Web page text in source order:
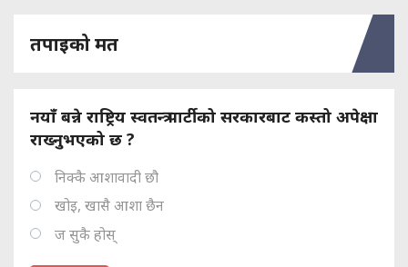
तपाइको मत
नयाँ बन्ने राष्ट्रिय स्वतन्त्र पार्टीको सरकारबाट कस्तो अपेक्षा
राख्नुभएको छ ?
निक्कै आशावादी छौ
खोइ, खासै आशा छैन
ज सुकै होस्